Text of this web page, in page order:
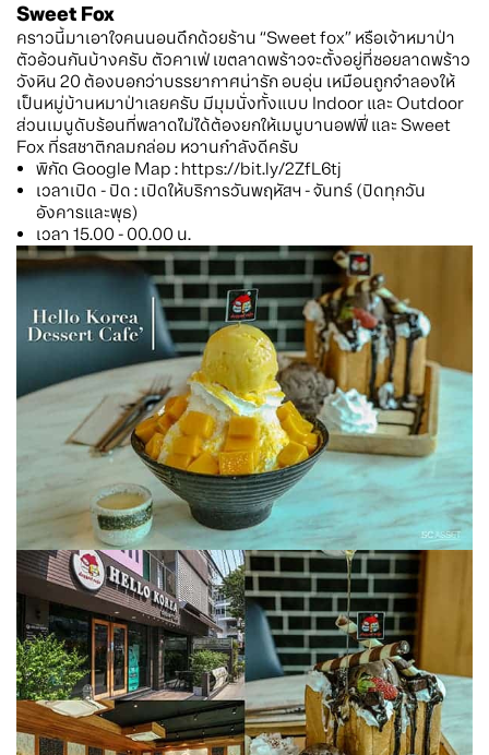
Sweet Fox
คราวนี้มาเอาใจคนนอนดึกด้วยร้าน “Sweet fox” หรือเจ้าหมาป่า
ตัวอ้วนกันบ้างครับ ตัวคาเฟ่ เขตลาดพร้าวจะตั้งอยู่ที่ซอยลาดพร้าว
วังหิน 20 ต้องบอกว่าบรรยากาศน่ารัก อบอุ่น เหมือนถูกจำลองให้
เป็นหมู่บ้านหมาป่าเลยครับ มีมุมนั่งทั้งแบบ Indoor และ Outdoor
ส่วนเมนูดับร้อนที่พลาดไม่ได้ต้องยกให้เมนูบานอฟฟี่ และ Sweet
Fox ที่รสชาติกลมกล่อม หวานกำลังดีครับ
พิกัด Google Map : https://bit.ly/2ZfL6tj
เวลาเปิด - ปิด : เปิดให้บริการวันพฤหัสฯ - จันทร์ (ปิดทุกวัน
อังคารและพุธ)
เวลา 15.00 - 00.00 น.